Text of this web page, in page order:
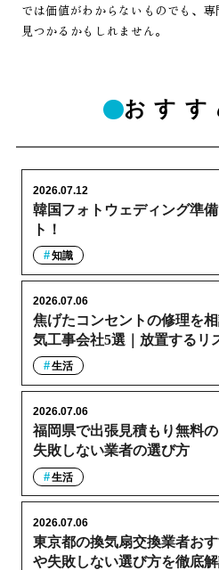
では価値がわからないものでも、
見つかるかもしれません。
おすす
韓国フォトウェディング準
ト！
2026.07.12
知識
焦げたコンセントの修理を
気工事会社5選｜放置するリ
2026.07.06
生活
福岡県で出張見積もり無料
失敗しない業者の選び方
2026.07.06
生活
東京都の換気扇交換業者お
や失敗しない選び方を徹底
2026.07.06